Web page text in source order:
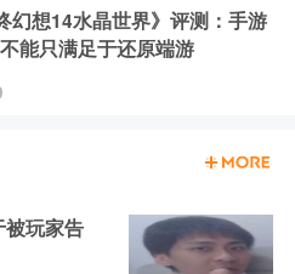
幻想14水晶世界》评测：手游
能只满足于还原端游
被玩家告